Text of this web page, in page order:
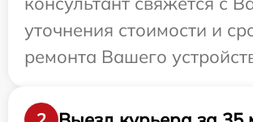
уточнения стоимости и
ремонта Вашего